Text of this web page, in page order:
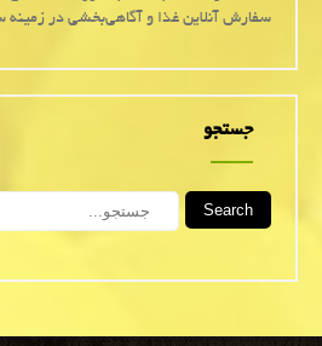
سفارش آنلاین غذا و آگاهی‌بخشی در زمینه
جستجو
Search